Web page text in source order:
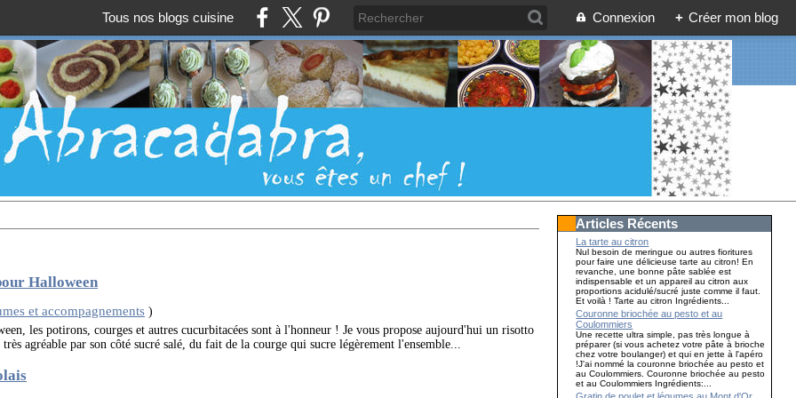
Tous nos blogs cuisine Connexion + Créer mon blog
Halloween
et accompagnements )
les potirons, courges et autres cucurbitacées sont à l'honneur ! Je vous propose aujourd'hui un risotto
agréable par son côté sucré salé, du fait de la courge qui sucre légèrement l'ensemble...
Articles Récents
La tarte au citron
Nul besoin de meringue ou autres fioritures
pour faire une délicieuse tarte au citron! En
revanche, une bonne pâte sablée est
indispensable et un appareil au citron aux
proportions acidulé/sucré juste comme il faut.
Et voilà ! Tarte au citron Ingrédients...
Couronne briochée au pesto et au
Coulommiers
Une recette ultra simple, pas très longue à
préparer (si vous achetez votre pâte à brioche
chez votre boulanger) et qui en jette à l'apéro
!J'ai nommé la couronne briochée au pesto et
au Coulommiers. Couronne briochée au pesto
et au Coulommiers Ingrédients:...